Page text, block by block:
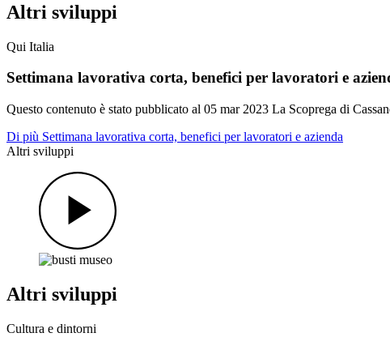
Altri sviluppi
Qui Italia
Settimana lavorativa corta, benefici per lavoratori e
Questo contenuto è stato pubblicato al 05 mar 2023 La Scoprega di
Di più Settimana lavorativa corta, benefici per lavoratori e azienda
Altri sviluppi
Altri sviluppi
Cultura e dintorni